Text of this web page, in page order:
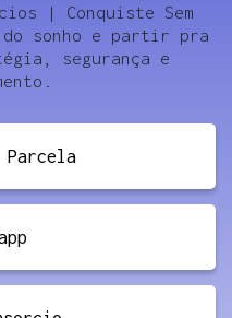
| Conquiste Sem
sonho e partir pra
segurança e
Parcela